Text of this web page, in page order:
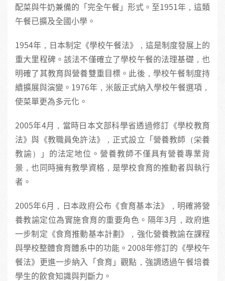
配菜與牛奶兼備的「完全午餐」形式。至1951年，這類
午餐已擴及全國小學。
1954年，日本制定《學校午餐法》，這是制度發展上的
重大里程碑。該法不僅確立了學校午餐的法理基礎，也
明確了其教育與營養雙重目標。此後，學校午餐制度持
續擴展與演變。1976年，米飯正式納入學校午餐選項，
使菜單更為多元化。
2005年4月，當時日本文部科學省透過修訂《學校教育
法》與《教職員免許法》，正式設立「營養教師（栄養
教諭）」的法定地位。營養教師不僅具有營養專業背
景，也同時擁有教學資格，是學校食育的推動者與執行
者。
2005年6月，日本政府公布《食育基本法》，明確將營
養教諭定位為實施食育的重要角色。隔年3月，政府進
一步制定《食育推動基本計劃》，強化營養教諭在課程
與學校整體食育體系中的功能。2008年修訂的《學校午
餐法》更進一步納入「食育」觀點，強調透過午餐培養
學生的飲食知識與判斷力。